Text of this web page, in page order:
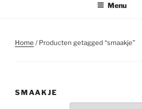
Menu
Home / Producten getagged “smaakje”
SMAAKJE